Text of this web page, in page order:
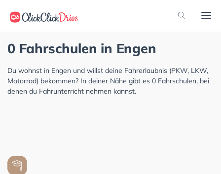
0 Fahrschulen in Engen
Du wohnst in Engen und willst deine Fahrerlaubnis (PKW, LKW,
Motorrad) bekommen? In deiner Nähe gibt es 0 Fahrschulen, bei
denen du Fahrunterricht nehmen kannst.